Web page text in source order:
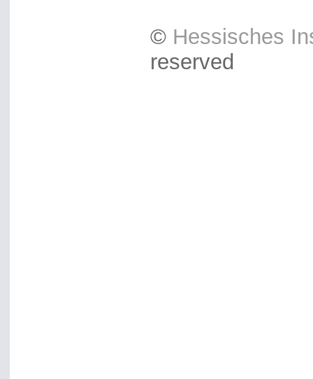
© Hessisches
reserved